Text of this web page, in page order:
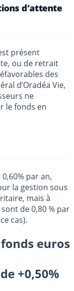
d’attente
présent
ou de retrait
des
d’Oradéa Vie,
ne
le fonds en
par an,
la gestion sous
mais à
de 0,80 % par
cas).
euros
+0,50%